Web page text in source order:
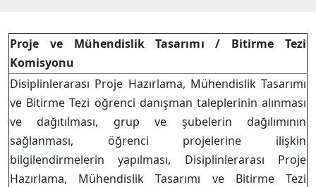
Proje ve Mühendislik Tasarımı / Bitirme Tezi
Komisyonu
Disiplinlerarası Proje Hazırlama, Mühendislik Tasarımı
ve Bitirme Tezi öğrenci danışman taleplerinin alınması
ve dağıtılması, grup ve şubelerin dağılımının
sağlanması, öğrenci projelerine ilişkin
bilgilendirmelerin yapılması, Disiplinlerarası Proje
Hazırlama, Mühendislik Tasarımı ve Bitirme Tezi